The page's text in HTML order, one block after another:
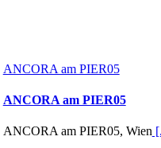
ANCORA am PIER05
ANCORA am PIER05
ANCORA am PIER05, Wien